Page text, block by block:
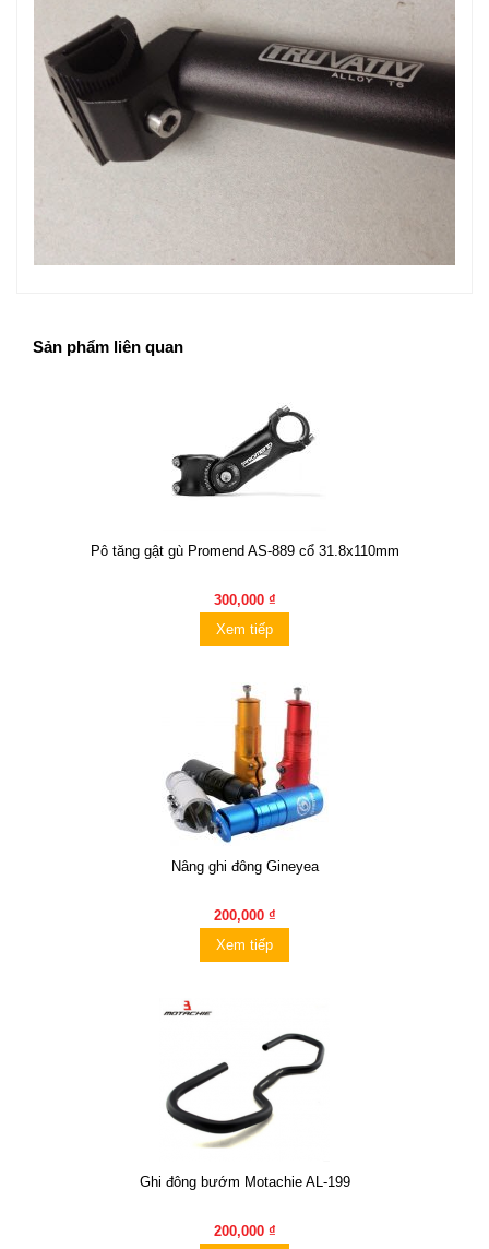
Sản phẩm liên quan
Pô tăng gật gù Promend AS-889 cổ 31.8x110mm
300,000 ₫
Xem tiếp
Nâng ghi đông Gineyea
200,000 ₫
Xem tiếp
Ghi đông bướm Motachie AL-199
200,000 ₫